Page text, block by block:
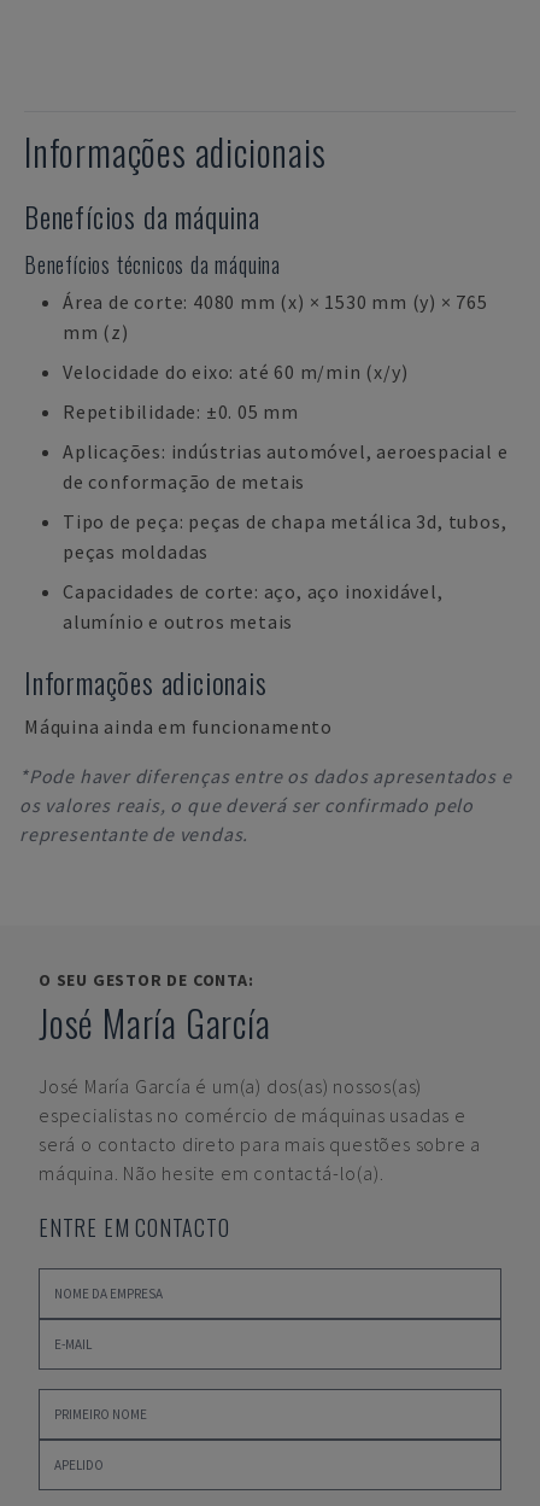
Informações adicionais
Benefícios da máquina
Benefícios técnicos da máquina
Área de corte: 4080 mm (x) × 1530 mm (y) × 765
mm (z)
Velocidade do eixo: até 60 m/min (x/y)
Repetibilidade: ±0. 05 mm
Aplicações: indústrias automóvel, aeroespacial e
de conformação de metais
Tipo de peça: peças de chapa metálica 3d, tubos,
peças moldadas
Capacidades de corte: aço, aço inoxidável,
alumínio e outros metais
Informações adicionais
Máquina ainda em funcionamento
*Pode haver diferenças entre os dados apresentados e
os valores reais, o que deverá ser confirmado pelo
representante de vendas.
O SEU GESTOR DE CONTA:
José María García
José María García é um(a) dos(as) nossos(as)
especialistas no comércio de máquinas usadas e
será o contacto direto para mais questões sobre a
máquina. Não hesite em contactá-lo(a).
ENTRE EM CONTACTO